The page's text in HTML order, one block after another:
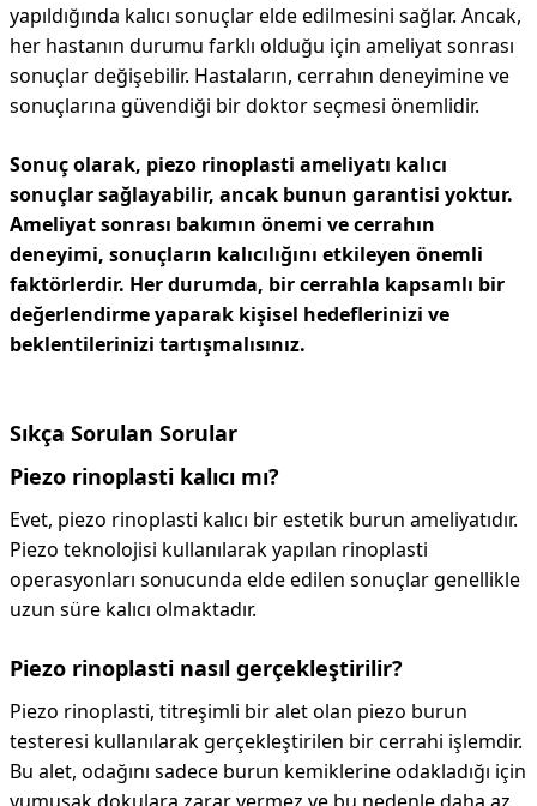
yapıldığında kalıcı sonuçlar elde edilmesini sağlar. Ancak,
her hastanın durumu farklı olduğu için ameliyat sonrası
sonuçlar değişebilir. Hastaların, cerrahın deneyimine ve
sonuçlarına güvendiği bir doktor seçmesi önemlidir.
Sonuç olarak, piezo rinoplasti ameliyatı kalıcı
sonuçlar sağlayabilir, ancak bunun garantisi yoktur.
Ameliyat sonrası bakımın önemi ve cerrahın
deneyimi, sonuçların kalıcılığını etkileyen önemli
faktörlerdir. Her durumda, bir cerrahla kapsamlı bir
değerlendirme yaparak kişisel hedeflerinizi ve
beklentilerinizi tartışmalısınız.
Sıkça Sorulan Sorular
Piezo rinoplasti kalıcı mı?
Evet, piezo rinoplasti kalıcı bir estetik burun ameliyatıdır.
Piezo teknolojisi kullanılarak yapılan rinoplasti
operasyonları sonucunda elde edilen sonuçlar genellikle
uzun süre kalıcı olmaktadır.
Piezo rinoplasti nasıl gerçekleştirilir?
Piezo rinoplasti, titreşimli bir alet olan piezo burun
testeresi kullanılarak gerçekleştirilen bir cerrahi işlemdir.
Bu alet, odağını sadece burun kemiklerine odakladığı için